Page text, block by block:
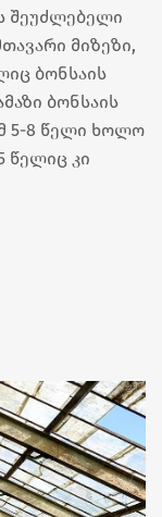
შეუძლებელი
მიზეზი,
ბონსაის
ბონსაის
5-8 წელი ხოლო
წელიც კი